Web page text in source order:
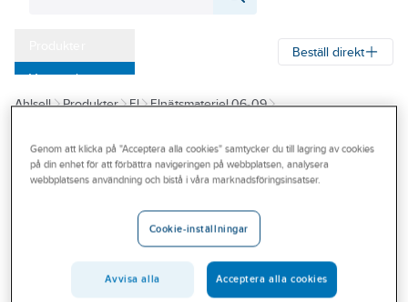
Varumärken
Kampanjer
Outlet
Branscher
Beställ direkt
Ahlsell Produkter El
Elnätsmateriel 06-09
PIPELIFE
Kabelrör SRE-P
ring
KABELRÖR SRE-P
32/26 R=100m
Artikelnummer:
70005251
Genom att klicka på "Acceptera alla cookies" samtycker du till lagring av cookies
på din enhet för att förbättra navigeringen på webbplatsen, analysera
webbplatsens användning och bistå i våra marknadsföringsinsatser.
Cookie-inställningar
Avvisa alla Acceptera alla cookies